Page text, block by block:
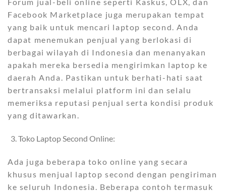
Facebook Marketplace juga merupakan tempat
yang baik untuk mencari laptop second. Anda
dapat menemukan penjual yang berlokasi di
berbagai wilayah di Indonesia dan menanyakan
apakah mereka bersedia mengirimkan laptop ke
daerah Anda. Pastikan untuk berhati-hati saat
bertransaksi melalui platform ini dan selalu
memeriksa reputasi penjual serta kondisi produk
yang ditawarkan.
Toko Laptop Second Online:
Ada juga beberapa toko online yang secara
khusus menjual laptop second dengan pengiriman
ke seluruh Indonesia. Beberapa contoh termasuk